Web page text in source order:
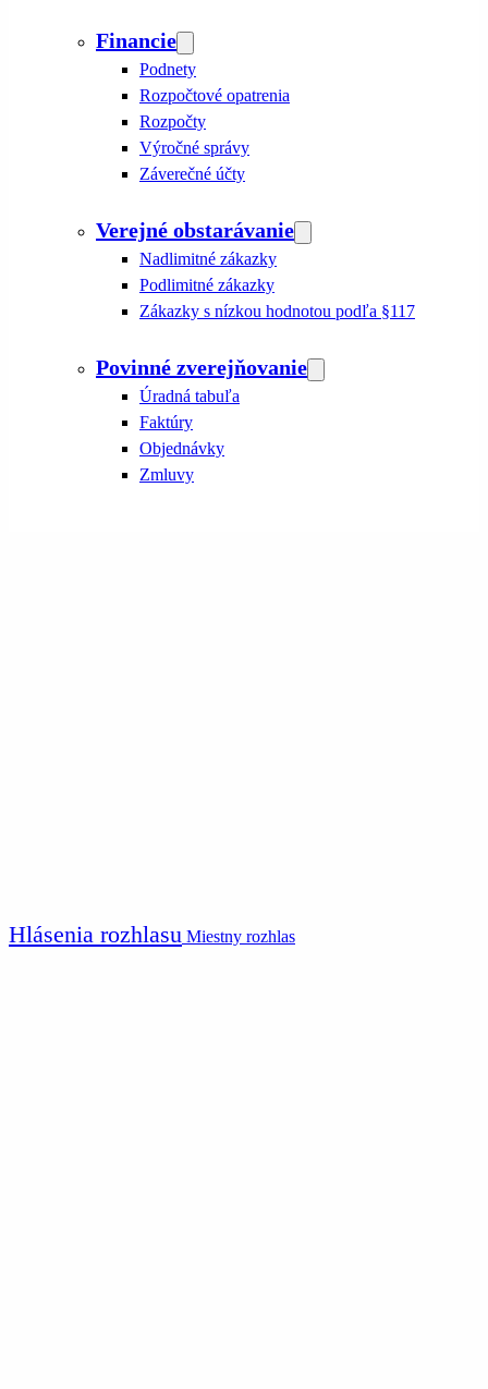
Financie
Podnety
Rozpočtové opatrenia
Rozpočty
Výročné správy
Záverečné účty
Verejné obstarávanie
Nadlimitné zákazky
Podlimitné zákazky
Zákazky s nízkou hodnotou podľa §117
Povinné zverejňovanie
Úradná tabuľa
Faktúry
Objednávky
Zmluvy
Hlásenia rozhlasu Miestny rozhlas